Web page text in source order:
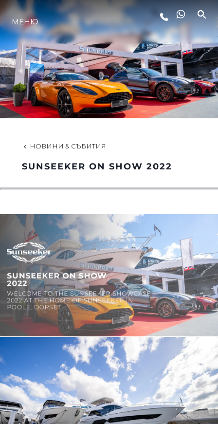
ЛАЙФСТАЙЛ
ИНОВАЦИЯ
КОМПАНИЯТА
ЕКИПЪТ
ОЦЕНЕТЕ ВАШАТА ЯХТА
МЕНЮ
НОВИНИ & СЪБИТИЯ
SUNSEEKER ON SHOW 2022